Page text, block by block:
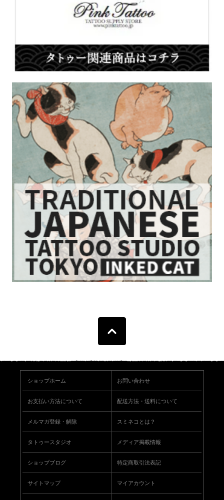
ショップホーム お問い合わせ
お支払い方法について 配送方法・送料について
メルマガ登録・解除 スミネコとは？
タトゥースタジオ メディア掲載情報
ショップブログ 特定商取引法表記
サイトマップ マイアカウント